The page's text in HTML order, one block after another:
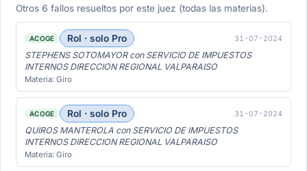
Otros 6 fallos resueltos por este juez (todas las materias).
ACOGE Rol · solo Pro 31-07-2024
STEPHENS SOTOMAYOR con SERVICIO DE IMPUESTOS
INTERNOS DIRECCION REGIONAL VALPARAISO
Materia: Giro
ACOGE Rol · solo Pro 31-07-2024
QUIROS MANTEROLA con SERVICIO DE IMPUESTOS
INTERNOS DIRECCION REGIONAL VALPARAISO
Materia: Giro